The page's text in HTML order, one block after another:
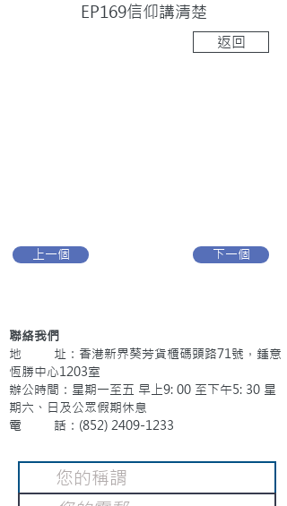
EP169信仰講清楚
返回
上一個 下一個
聯絡我們
地 址：香港新界葵芳貨櫃碼頭路71號，鍾意
恆勝中心1203室
辦公時間：星期一至五 早上9: 00 至下午5: 30 星
期六、日及公眾假期休息
電 話：(852) 2409-1233